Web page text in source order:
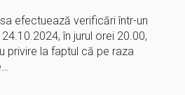
efectuează verificări într-un
în jurul orei 20.00,
privire la faptul că pe raza